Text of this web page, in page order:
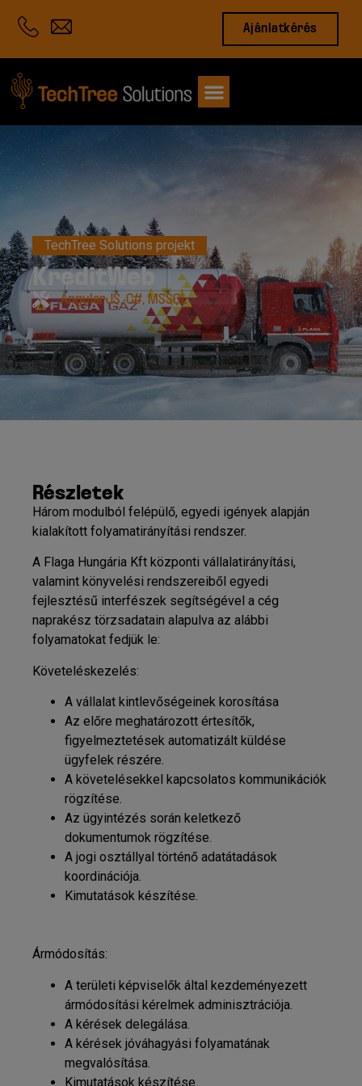
Ajánlatkérés
TechTree Solutions projekt
KreditWeb
AngularJS,C#,MSSQL
Részletek
Három modulból felépülő, egyedi igények alapján
kialakított folyamatirányítási rendszer.
A Flaga Hungária Kft központi vállalatirányítási,
valamint könyvelési rendszereiből egyedi
fejlesztésű interfészek segítségével a cég
naprakész törzsadatain alapulva az alábbi
folyamatokat fedjük le:
Követeléskezelés:
A vállalat kintlevőségeinek korosítása
Az előre meghatározott értesítők,
figyelmeztetések automatizált küldése
ügyfelek részére.
A követelésekkel kapcsolatos kommunikációk
rögzítése.
Az ügyintézés során keletkező
dokumentumok rögzítése.
A jogi osztállyal történő adatátadások
koordinációja.
Kimutatások készítése.
Ármódosítás:
A területi képviselők által kezdeményezett
ármódosítási kérelmek adminisztrációja.
A kérések delegálása.
A kérések jóváhagyási folyamatának
megvalósítása.
Kimutatások készítése.